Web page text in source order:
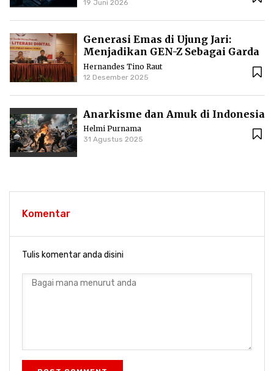
19 Juni 2026
Generasi Emas di Ujung Jari:
Menjadikan GEN-Z Sebagai Garda
Literasi dalam polarisasi bonus
demografi
Hernandes Tino Raut
12 Desember 2025
Anarkisme dan Amuk di Indonesia
Helmi Purnama
31 Agustus 2025
Komentar
Tulis komentar anda disini